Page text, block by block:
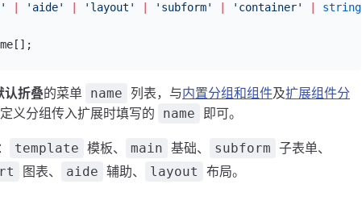
'aide' 'layout' 'subform' 'container' string
认折叠的菜单 name 列表，与内置分组和组件及扩展组件分
义分组传入扩展时填写的 name 即可。
template 模板、 main 基础、 subform 子表单、
图表、 aide 辅助、 layout 布局。